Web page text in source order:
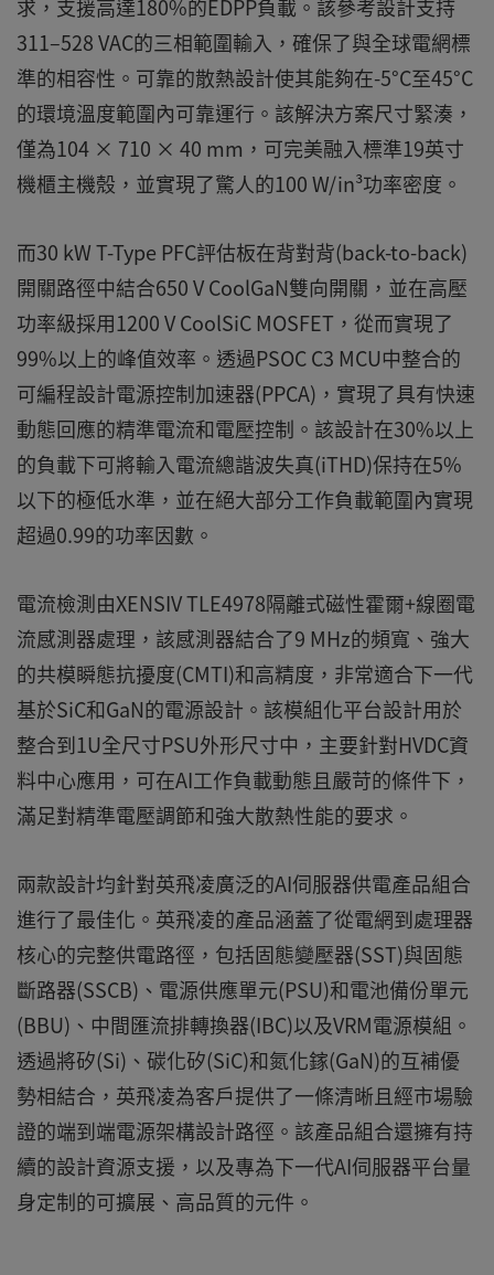
求，支援高達180%的EDPP負載。該參考設計支持
311–528 VAC的三相範圍輸入，確保了與全球電網標
準的相容性。可靠的散熱設計使其能夠在-5°C至45°C
的環境溫度範圍內可靠運行。該解決方案尺寸緊湊，
僅為104 × 710 × 40 mm，可完美融入標準19英寸
機櫃主機殼，並實現了驚人的100 W/in³功率密度。
而30 kW T-Type PFC評估板在背對背(back-to-back)
開關路徑中結合650 V CoolGaN雙向開關，並在高壓
功率級採用1200 V CoolSiC MOSFET，從而實現了
99%以上的峰值效率。透過PSOC C3 MCU中整合的
可編程設計電源控制加速器(PPCA)，實現了具有快速
動態回應的精準電流和電壓控制。該設計在30%以上
的負載下可將輸入電流總諧波失真(iTHD)保持在5%
以下的極低水準，並在絕大部分工作負載範圍內實現
超過0.99的功率因數。
電流檢測由XENSIV TLE4978隔離式磁性霍爾+線圈電
流感測器處理，該感測器結合了9 MHz的頻寬、強大
的共模瞬態抗擾度(CMTI)和高精度，非常適合下一代
基於SiC和GaN的電源設計。該模組化平台設計用於
整合到1U全尺寸PSU外形尺寸中，主要針對HVDC資
料中心應用，可在AI工作負載動態且嚴苛的條件下，
滿足對精準電壓調節和強大散熱性能的要求。
兩款設計均針對英飛凌廣泛的AI伺服器供電產品組合
進行了最佳化。英飛凌的產品涵蓋了從電網到處理器
核心的完整供電路徑，包括固態變壓器(SST)與固態
斷路器(SSCB)、電源供應單元(PSU)和電池備份單元
(BBU)、中間匯流排轉換器(IBC)以及VRM電源模組。
透過將矽(Si)、碳化矽(SiC)和氮化鎵(GaN)的互補優
勢相結合，英飛凌為客戶提供了一條清晰且經市場驗
證的端到端電源架構設計路徑。該產品組合還擁有持
續的設計資源支援，以及專為下一代AI伺服器平台量
身定制的可擴展、高品質的元件。